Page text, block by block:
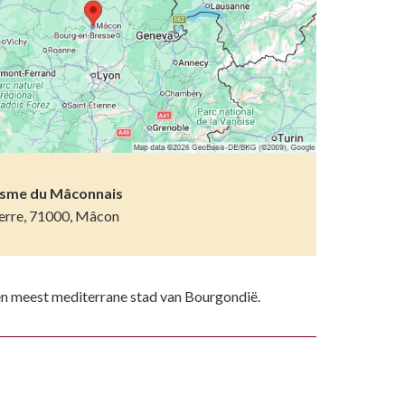
resten
volgen
du Mâconnais
71000, Mâcon
meest mediterrane stad van Bourgondië.